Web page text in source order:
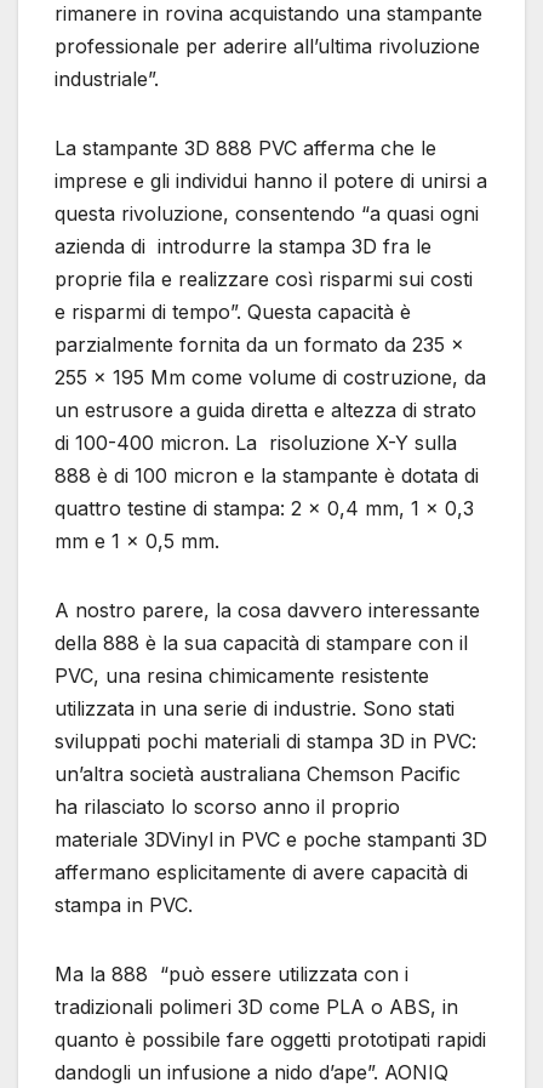
rimanere in rovina acquistando una stampante
professionale per aderire all’ultima rivoluzione
industriale”.
La stampante 3D 888 PVC afferma che le
imprese e gli individui hanno il potere di unirsi a
questa rivoluzione, consentendo “a quasi ogni
azienda di introdurre la stampa 3D fra le
proprie fila e realizzare così risparmi sui costi
e risparmi di tempo”. Questa capacità è
parzialmente fornita da un formato da 235 x
255 x 195 Mm come volume di costruzione, da
un estrusore a guida diretta e altezza di strato
di 100-400 micron. La risoluzione X-Y sulla
888 è di 100 micron e la stampante è dotata di
quattro testine di stampa: 2 x 0,4 mm, 1 x 0,3
mm e 1 x 0,5 mm.
A nostro parere, la cosa davvero interessante
della 888 è la sua capacità di stampare con il
PVC, una resina chimicamente resistente
utilizzata in una serie di industrie. Sono stati
sviluppati pochi materiali di stampa 3D in PVC:
un’altra società australiana Chemson Pacific
ha rilasciato lo scorso anno il proprio
materiale 3DVinyl in PVC e poche stampanti 3D
affermano esplicitamente di avere capacità di
stampa in PVC.
Ma la 888 “può essere utilizzata con i
tradizionali polimeri 3D come PLA o ABS, in
quanto è possibile fare oggetti prototipati rapidi
dandogli un infusione a nido d’ape”. AONIQ